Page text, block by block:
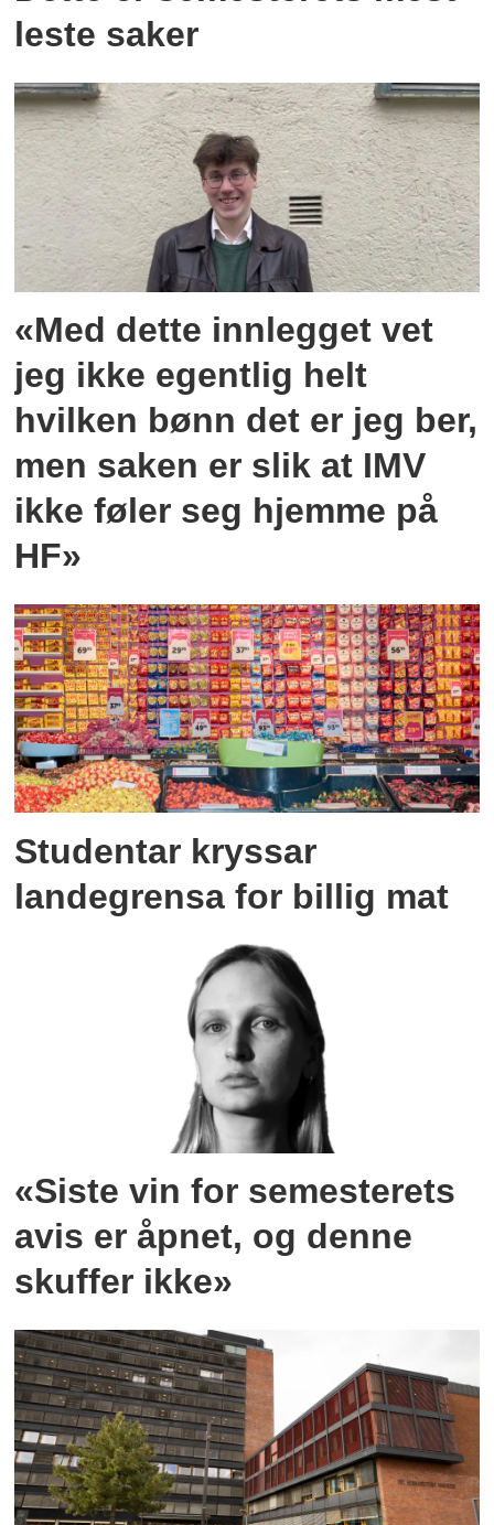
leste saker
«Med dette innlegget vet
jeg ikke egentlig helt
hvilken bønn det er jeg ber,
men saken er slik at IMV
ikke føler seg hjemme på
HF»
Studentar kryssar
landegrensa for billig mat
«Siste vin for semesterets
avis er åpnet, og denne
skuffer ikke»